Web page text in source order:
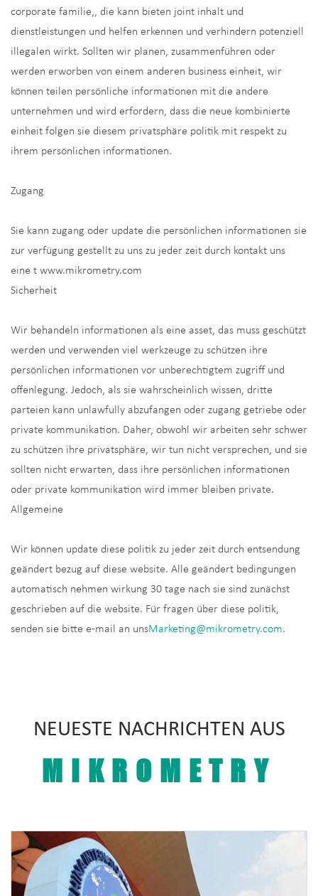
corporate familie,, die kann bieten joint inhalt und
dienstleistungen und helfen erkennen und verhindern potenziell
illegalen wirkt. Sollten wir planen, zusammenführen oder
werden erworben von einem anderen business einheit, wir
können teilen persönliche informationen mit die andere
unternehmen und wird erfordern, dass die neue kombinierte
einheit folgen sie diesem privatsphäre politik mit respekt zu
ihrem persönlichen informationen.
Zugang
Sie kann zugang oder update die persönlichen informationen sie
zur verfügung gestellt zu uns zu jeder zeit durch kontakt uns
eine t www.mikrometry.com
Sicherheit
Wir behandeln informationen als eine asset, das muss geschützt
werden und verwenden viel werkzeuge zu schützen ihre
persönlichen informationen vor unberechtigtem zugriff und
offenlegung. Jedoch, als sie wahrscheinlich wissen, dritte
parteien kann unlawfully abzufangen oder zugang getriebe oder
private kommunikation. Daher, obwohl wir arbeiten sehr schwer
zu schützen ihre privatsphäre, wir tun nicht versprechen, und sie
sollten nicht erwarten, dass ihre persönlichen informationen
oder private kommunikation wird immer bleiben private.
Allgemeine
Wir können update diese politik zu jeder zeit durch entsendung
geändert bezug auf diese website. Alle geändert bedingungen
automatisch nehmen wirkung 30 tage nach sie sind zunächst
geschrieben auf die website. Für fragen über diese politik,
senden sie bitte e-mail an unsMarketing@mikrometry.com.
NEUESTE NACHRICHTEN AUS
MIKROMETRY